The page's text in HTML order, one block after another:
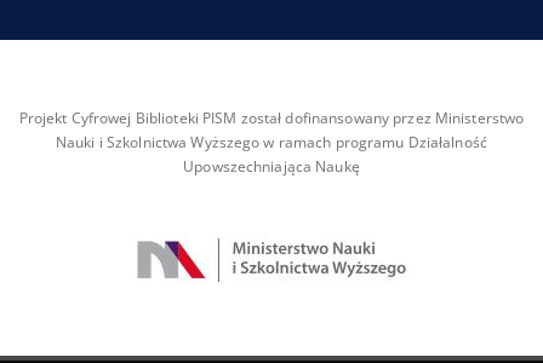
Projekt Cyfrowej Biblioteki PISM został dofinansowany przez Ministerstwo
Nauki i Szkolnictwa Wyższego w ramach programu Działalność
Upowszechniająca Naukę